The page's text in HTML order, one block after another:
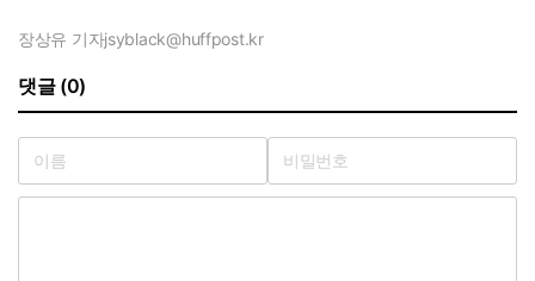
장상유 기자jsyblack@huffpost.kr
댓글 (0)